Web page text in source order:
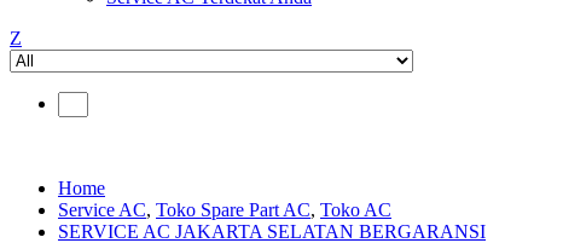
Z
Home
Service AC, Toko Spare Part AC, Toko AC
SERVICE AC JAKARTA SELATAN BERGARANSI